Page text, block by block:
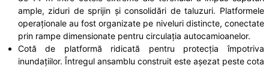
ample, ziduri de sprijin și consolidări de taluzuri. Platformele
operaționale au fost organizate pe niveluri distincte, conectate
prin rampe dimensionate pentru circulația autocamioanelor.
Cotă de platformă ridicată pentru protecția împotriva
inundațiilor. Întregul ansamblu construit este așezat peste cota